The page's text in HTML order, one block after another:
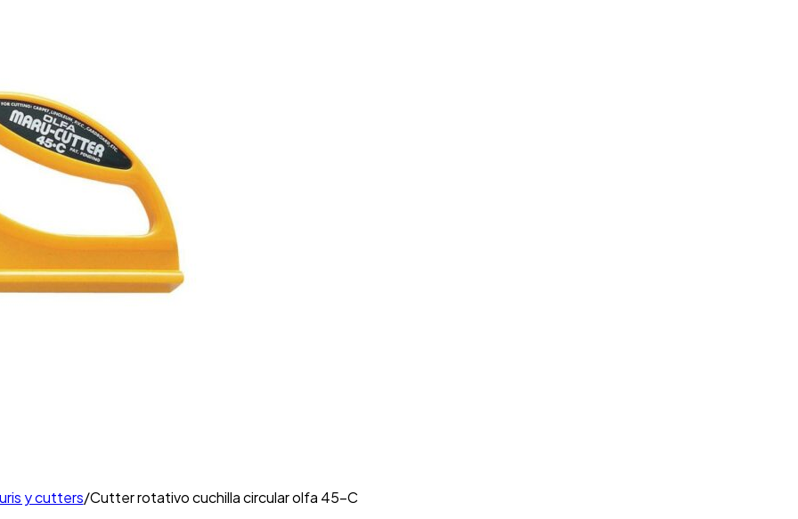
y cutters/Cutter rotativo cuchilla circular olfa 45-C